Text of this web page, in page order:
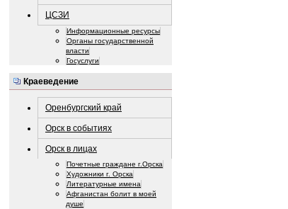
ЦСЗИ
Информационные ресурсы
Органы государственной
власти
Госуслуги
Краеведение
Оренбургский край
Орск в событиях
Орск в лицах
Почетные граждане г.Орска
Художники г. Орска
Литературные имена
Афганистан болит в моей
душе